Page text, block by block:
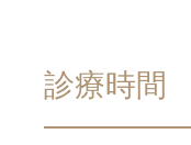
診療時間